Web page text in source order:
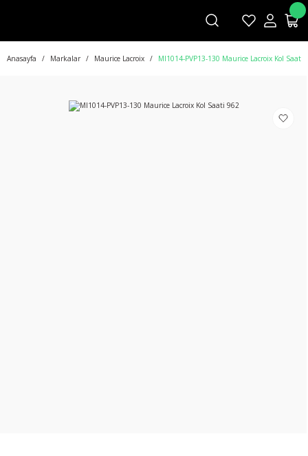
Anasayfa Markalar Maurice Lacroix MI1014-PVP13-130 Maurice Lacroix Kol Saati